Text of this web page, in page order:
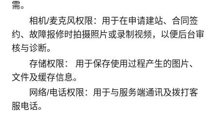
需。
相机/麦克风权限：用于在申请建站、合同签
约、故障报修时拍摄照片或录制视频，以便后台审
核与诊断。
存储权限： 用于保存使用过程产生的图片、
文件及缓存信息。
网络/电话权限：用于与服务端通讯及拨打客
服电话。